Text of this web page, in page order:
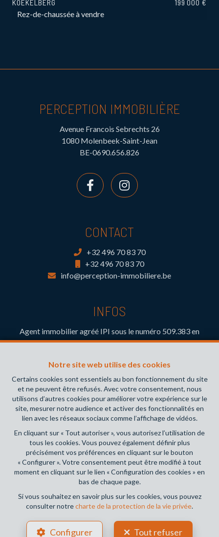
KOEKELBERG
Rez-de-chaussée à vendre
199 000 €
Notre site web utilise des cookies
Certains cookies sont essentiels au bon fonctionnement du site
et ne peuvent être refusés. Avec votre consentement, nous
utilisons d’autres cookies pour améliorer votre expérience sur le
site, mesurer notre audience et activer des fonctionnalités en
lien avec les réseaux sociaux comme l’affichage de vidéos.
En cliquant sur « Tout autoriser », vous autorisez l’utilisation de
tous les cookies. Vous pouvez également définir plus
précisément vos préférences en cliquant sur le bouton
« Configurer ». Votre consentement peut être modifié à tout
moment en cliquant sur le lien « Configuration des cookies » en
bas de chaque page.
Si vous souhaitez en savoir plus sur les cookies, vous pouvez
consulter notrecharte de la protection de la vie privée.
Configurer Tout refuser
PERCEPTION IMMOBILIÈRE
Avenue Francois Sebrechts 26
1080 Molenbeek-Saint-Jean
BE-0690.656.826
CONTACT
+32 496 70 83 70
+32 496 70 83 70
info@perception-immobiliere.be
INFOS
Agent immobilier agréé IPI sous le numéro 509.383 en
Belgique- Instance de contrôle: Institut professionnel des
(+32 2 505 38 50 - info@ipi.be) - Soumis au
déontologique de l’ IPI
RC professionnelle et cautionnement via AXA Belgium SA,
Place du Trône 1, 1000 Bruxelles – police n° 730.390.160.
Couverture valable pour les activités réalisées en Belgique
Conditions générales d'utilisation du site
Charte de la protection de la vie privée
Configuration des cookies
POWERED BY
DESIGNED AND DEVELOPED BY
WEBULOUS.IMMO